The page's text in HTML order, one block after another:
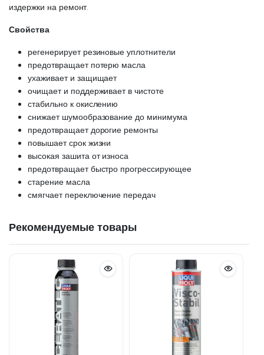
издержки на ремонт.
Свойства
регенерирует резиновые уплотнители
предотвращает потерю масла
ухаживает и защищает
очищает и поддерживает в чистоте
стабильно к окислению
снижает шумообразование до минимума
предотвращает дорогие ремонты
повышает срок жизни
высокая зашита от износа
предотвращает быстро прогрессирующее
старение масла
смягчает переключение передач
Рекомендуемые товары